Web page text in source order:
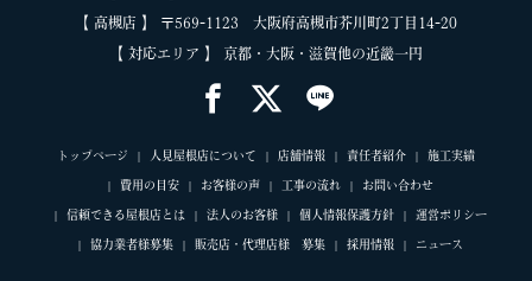
【 高槻店 】 〒569-1123 大阪府高槻市芥川町2丁目14-20
【 対応エリア 】 京都・大阪・滋賀他の近畿一円
トップページ 人見屋根店について 店舗情報 責任者紹介 施工実績
費用の目安 お客様の声 工事の流れ お問い合わせ
信頼できる屋根店とは 法人のお客様 個人情報保護方針 運営ポリシー
協力業者様募集 販売店・代理店様 募集 採用情報 ニュース